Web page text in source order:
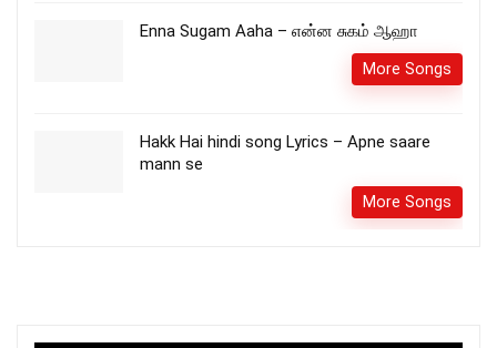
Enna Sugam Aaha – என்ன சுகம் ஆஹா
More Songs
Hakk Hai hindi song Lyrics – Apne saare
mann se
More Songs